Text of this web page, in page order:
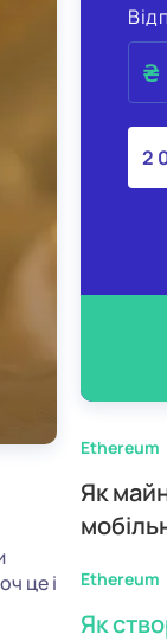
це і
Ethereum
Як
Ethereum
Як